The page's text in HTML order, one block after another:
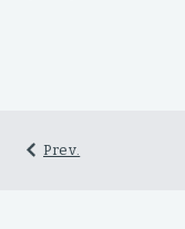
Prev.